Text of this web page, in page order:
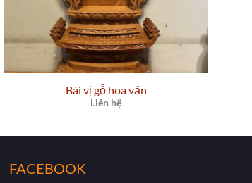
Bài vị gỗ hoa văn
Liên hệ
FACEBOOK